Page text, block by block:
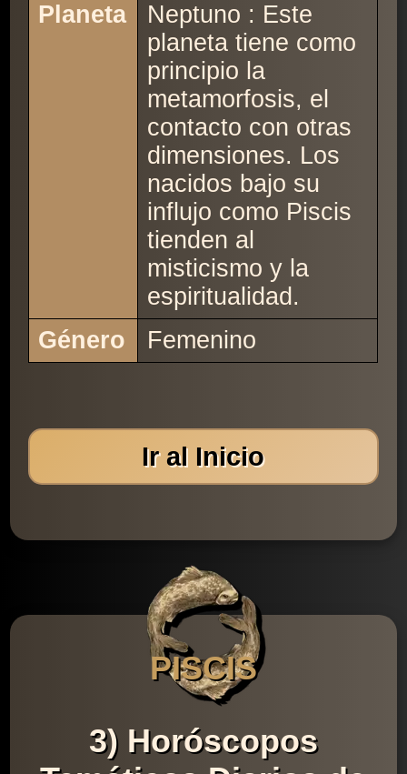
Planeta
Neptuno : Este
planeta tiene como
principio la
metamorfosis, el
contacto con otras
dimensiones. Los
nacidos bajo su
influjo como Piscis
tienden al
misticismo y la
espiritualidad.
Género
Femenino
Ir al Inicio
PISCIS
3) Horóscopos